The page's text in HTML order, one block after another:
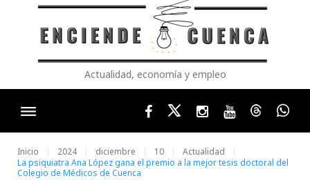
Actualidad, economía y empleo
FacebookTwitterInstagram
YoutubeThreads
Inicio 2024 diciembre 10
Actualidad
La psiquiatra Ana López gana el premio a la mejor tesis doctoral del
Colegio de Médicos de Cuenca